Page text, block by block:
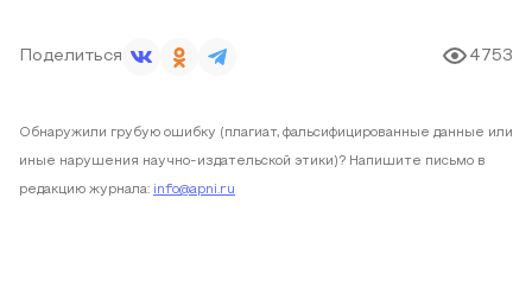
Поделиться 4753
Обнаружили грубую ошибку (плагиат, фальсифицированные данные или
иные нарушения научно-издательской этики)? Напишите письмо в
редакцию журнала: info@apni.ru